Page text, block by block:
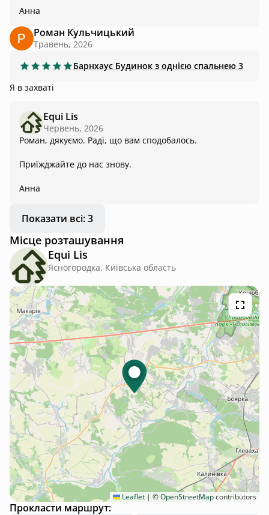
Анна
Роман Кульчицький
Травень, 2026
Барнхаус Будинок з однією спальнею 3
Я в захваті
Equi Lis
Червень, 2026
Роман, дякуємо. Раді, що вам сподобалось.
Приїжджайте до нас знову.
Анна
Показати всі: 3
Місце розташування
Equi Lis
Ясногородка, Київська область
Leaflet | ©OpenStreetMapcontributors
Прокласти маршрут: